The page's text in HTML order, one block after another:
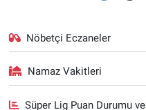
Nöbetçi Eczaneler
Namaz Vakitleri
Süper Lig Puan Durumu ve